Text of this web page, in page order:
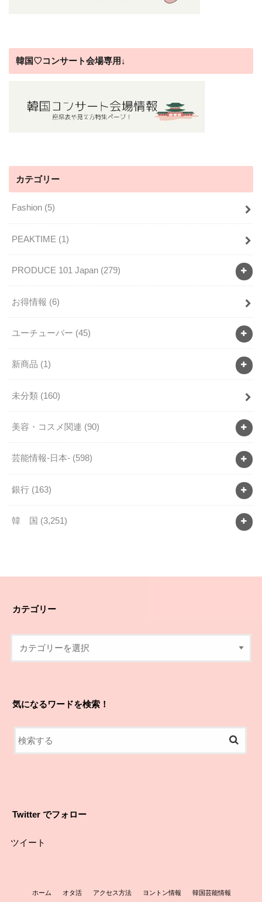
韓国♡コンサート会場専用↓
カテゴリー
Fashion (5)
PEAKTIME (1)
PRODUCE 101 Japan (279)
お得情報 (6)
ユーチューバー (45)
新商品 (1)
未分類 (160)
美容・コスメ関連 (90)
芸能情報-日本- (598)
銀行 (163)
韓 国 (3,251)
カテゴリー
気になるワードを検索！
Twitter でフォロー
ツイート
ホーム オタ活 アクセス方法 ヨントン情報
韓国芸能情報